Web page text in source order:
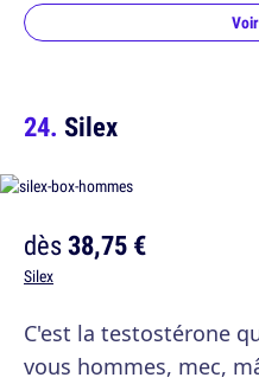
Silex
dès38,75 €
Silex
C'est la testostérone
vous hommes, mec,